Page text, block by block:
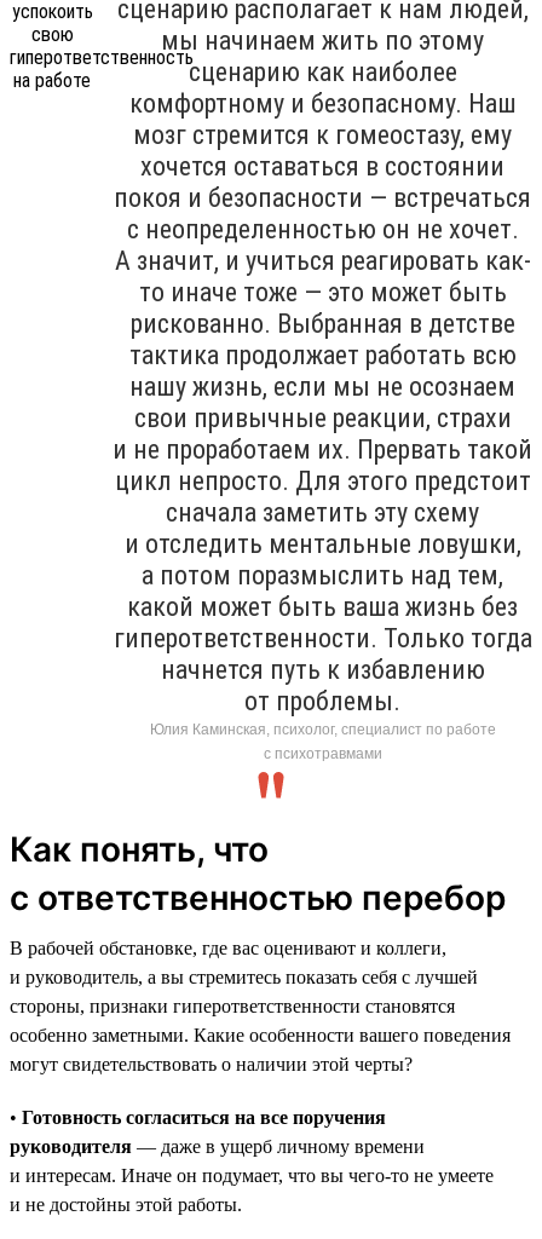
сценарию располагает к нам людей,
мы начинаем жить по этому
сценарию как наиболее
комфортному и безопасному. Наш
мозг стремится к гомеостазу, ему
хочется оставаться в состоянии
покоя и безопасности — встречаться
с неопределенностью он не хочет.
А значит, и учиться реагировать как-
то иначе тоже — это может быть
рискованно. Выбранная в детстве
тактика продолжает работать всю
нашу жизнь, если мы не осознаем
свои привычные реакции, страхи
и не проработаем их. Прервать такой
цикл непросто. Для этого предстоит
сначала заметить эту схему
и отследить ментальные ловушки,
а потом поразмыслить над тем,
какой может быть ваша жизнь без
гиперответственности. Только тогда
начнется путь к избавлению
от проблемы.
Юлия Каминская, психолог, специалист по работе
с психотравмами
Как понять, что
с ответственностью перебор
В рабочей обстановке, где вас оценивают и коллеги,
и руководитель, а вы стремитесь показать себя с лучшей
стороны, признаки гиперответственности становятся
особенно заметными. Какие особенности вашего поведения
могут свидетельствовать о наличии этой черты?
• Готовность согласиться на все поручения
руководителя — даже в ущерб личному времени
и интересам. Иначе он подумает, что вы чего-то не умеете
и не достойны этой работы.